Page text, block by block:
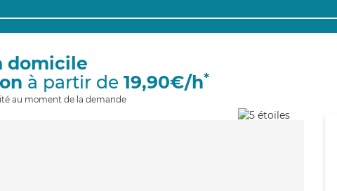
domicile
à partir de 19,90€/h*
au moment de la demande